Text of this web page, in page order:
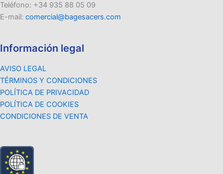
Teléfono: +34 935 88 05 09
E-mail: comercial@bagesacers.com
Información legal
AVISO LEGAL
TÉRMINOS Y CONDICIONES
POLÍTICA DE PRIVACIDAD
POLÍTICA DE COOKIES
CONDICIONES DE VENTA